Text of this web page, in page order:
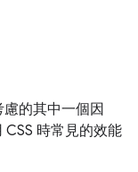
的其中一個因
時常見的效能